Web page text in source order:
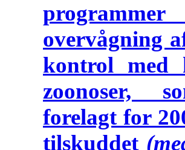
overvågning
kontrol med
zoonoser,
forelagt for
tilskuddet